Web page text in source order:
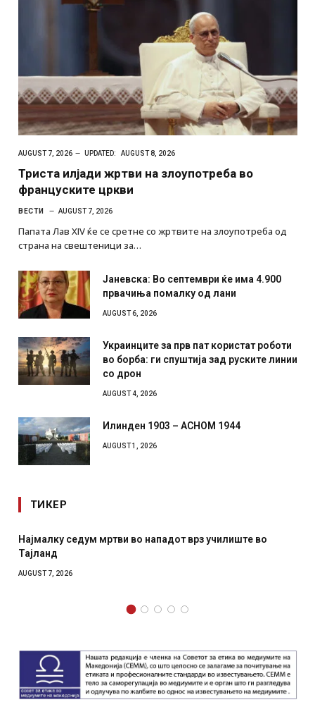
AUGUST 7, 2026 UPDATED: AUGUST 8, 2026
Триста илјади жртви на злоупотреба во
француските цркви
ВЕСТИ AUGUST 7, 2026
Папата Лав XIV ќе се сретне со жртвите на злоупотреба од
страна на свештеници за…
Јаневска: Во септември ќе има 4.900
првачиња помалку од лани
AUGUST 6, 2026
Украинците за прв пат користат роботи
во борба: ги спуштија зад руските линии
со дрон
AUGUST 4, 2026
Илинден 1903 – АСНОМ 1944
AUGUST 1, 2026
ТИКЕР
СОЗИС: Украинците повеќе им веруваат на
AUGUST 7, 2026